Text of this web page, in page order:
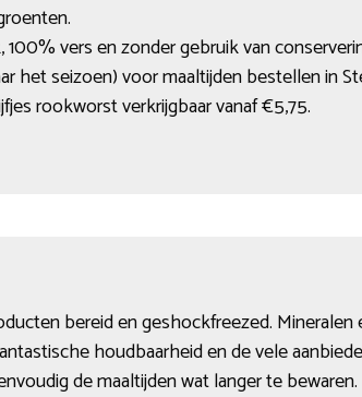
vers en zonder gebruik van
het seizoen) voor maaltijden bestellen in
rookworst verkrijgbaar vanaf €5,75.
bereid en geshockfreezed.
houdbaarheid en de vele
de maaltijden wat langer te